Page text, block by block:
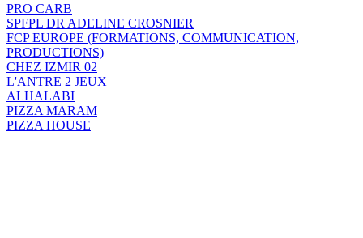
PRO CARB
SPFPL DR ADELINE CROSNIER
FCP EUROPE (FORMATIONS, COMMUNICATION,
PRODUCTIONS)
CHEZ IZMIR 02
L'ANTRE 2 JEUX
ALHALABI
PIZZA MARAM
PIZZA HOUSE